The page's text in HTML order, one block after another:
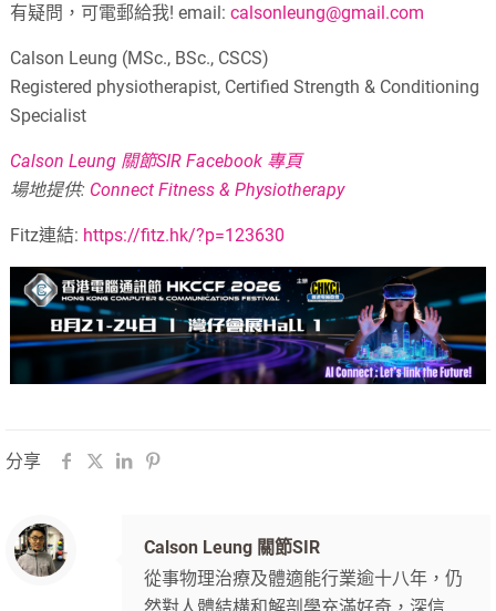
有疑問，可電郵給我! email:calsonleung@gmail.com
Calson Leung (MSc., BSc., CSCS)
Registered physiotherapist, Certified Strength & Conditioning
Specialist
Calson Leung 關節SIR Facebook 專頁
場地提供: Connect Fitness & Physiotherapy
Fitz連結: https://fitz.hk/?p=123630
分享
Calson Leung 關節SIR
從事物理治療及體適能行業逾十八年，仍